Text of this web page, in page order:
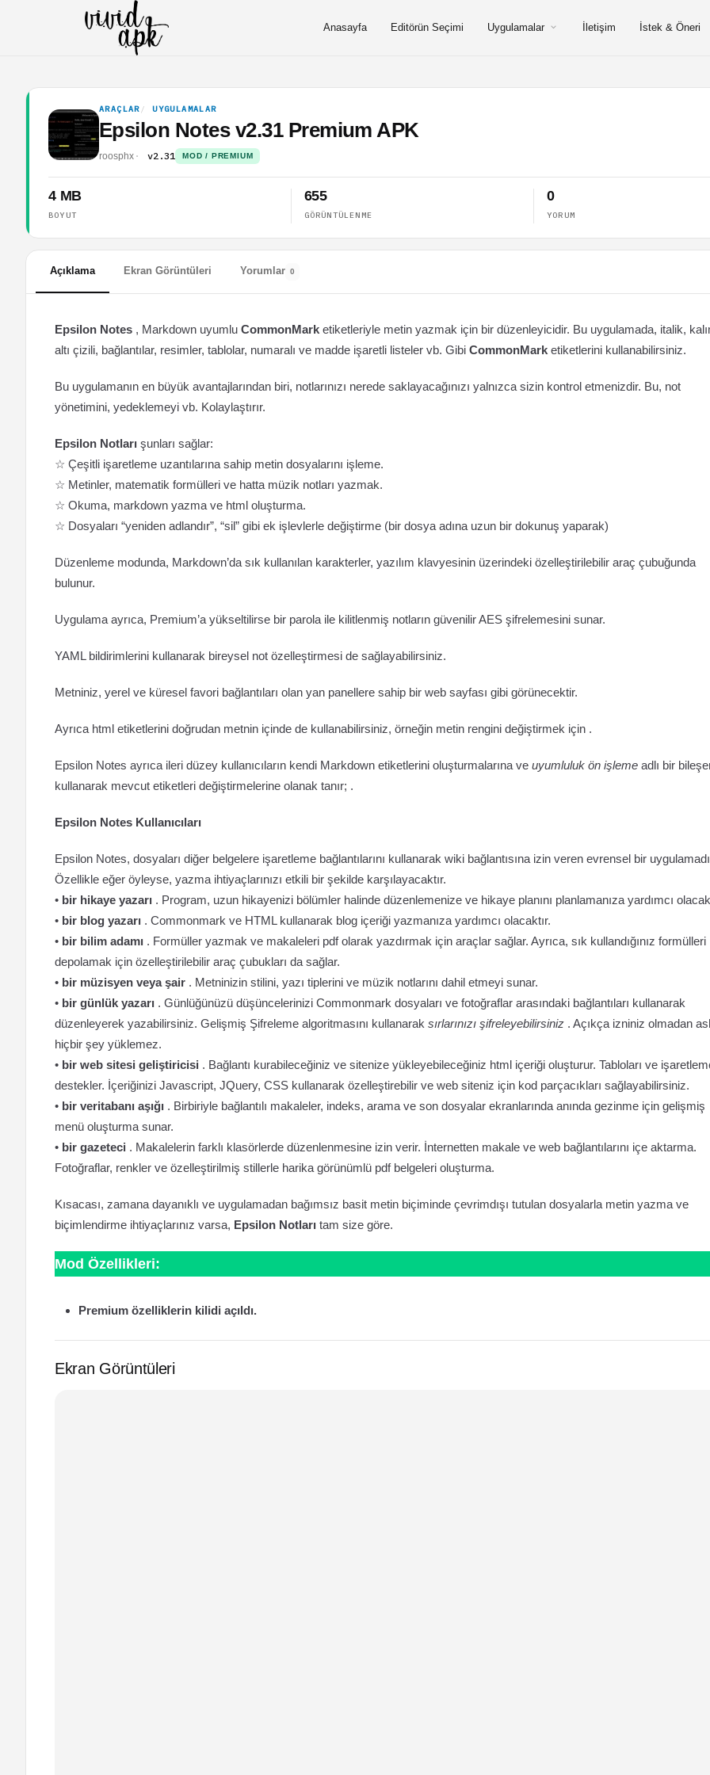
Anasayfa Editörün Seçimi Uygulamalar İletişim İstek & Öneri
ARAÇLAR UYGULAMALAR
Epsilon Notes v2.31 Premium APK
roosphx v2.31 MOD / PREMIUM
4 MB
BOYUT
655
GÖRÜNTÜLENME
0
YORUM
Açıklama Ekran Görüntüleri Yorumlar 0
Epsilon Notes , Markdown uyumlu CommonMark etiketleriyle metin yazmak için bir düzenleyicidir. Bu uygulamada, italik,
altı çizili, bağlantılar, resimler, tablolar, numaralı ve madde işaretli listeler vb. Gibi CommonMark etiketlerini kullanabilirsiniz.
Bu uygulamanın en büyük avantajlarından biri, notlarınızı nerede saklayacağınızı yalnızca sizin kontrol etmenizdir. Bu, not
yönetimini, yedeklemeyi vb. Kolaylaştırır.
Epsilon Notları şunları sağlar:
☆ Çeşitli işaretleme uzantılarına sahip metin dosyalarını işleme.
☆ Metinler, matematik formülleri ve hatta müzik notları yazmak.
☆ Okuma, markdown yazma ve html oluşturma.
☆ Dosyaları “yeniden adlandır”, “sil” gibi ek işlevlerle değiştirme (bir dosya adına uzun bir dokunuş yaparak)
Düzenleme modunda, Markdown’da sık kullanılan karakterler, yazılım klavyesinin üzerindeki özelleştirilebilir araç çubuğunda
bulunur.
Uygulama ayrıca, Premium’a yükseltilirse bir parola ile kilitlenmiş notların güvenilir AES şifrelemesini sunar.
YAML bildirimlerini kullanarak bireysel not özelleştirmesi de sağlayabilirsiniz.
Metniniz, yerel ve küresel favori bağlantıları olan yan panellere sahip bir web sayfası gibi görünecektir.
Ayrıca html etiketlerini doğrudan metnin içinde de kullanabilirsiniz, örneğin metin rengini değiştirmek için .
Epsilon Notes ayrıca ileri düzey kullanıcıların kendi Markdown etiketlerini oluşturmalarına ve uyumluluk ön işleme adlı bir
kullanarak mevcut etiketleri değiştirmelerine olanak tanır; .
Epsilon Notes Kullanıcıları
Epsilon Notes, dosyaları diğer belgelere işaretleme bağlantılarını kullanarak wiki bağlantısına izin veren evrensel bir
Özellikle eğer öyleyse, yazma ihtiyaçlarınızı etkili bir şekilde karşılayacaktır.
• bir hikaye yazarı . Program, uzun hikayenizi bölümler halinde düzenlemenize ve hikaye planını planlamanıza yardımcı
• bir blog yazarı . Commonmark ve HTML kullanarak blog içeriği yazmanıza yardımcı olacaktır.
• bir bilim adamı . Formüller yazmak ve makaleleri pdf olarak yazdırmak için araçlar sağlar. Ayrıca, sık kullandığınız formülleri
depolamak için özelleştirilebilir araç çubukları da sağlar.
• bir müzisyen veya şair . Metninizin stilini, yazı tiplerini ve müzik notlarını dahil etmeyi sunar.
• bir günlük yazarı . Günlüğünüzü düşüncelerinizi Commonmark dosyaları ve fotoğraflar arasındaki bağlantıları kullanarak
düzenleyerek yazabilirsiniz. Gelişmiş Şifreleme algoritmasını kullanarak sırlarınızı şifreleyebilirsiniz . Açıkça izniniz olmadan
hiçbir şey yüklemez.
• bir web sitesi geliştiricisi . Bağlantı kurabileceğiniz ve sitenize yükleyebileceğiniz html içeriği oluşturur. Tabloları ve
destekler. İçeriğinizi Javascript, JQuery, CSS kullanarak özelleştirebilir ve web siteniz için kod parçacıkları sağlayabilirsiniz.
• bir veritabanı aşığı . Birbiriyle bağlantılı makaleler, indeks, arama ve son dosyalar ekranlarında anında gezinme için gelişmiş
menü oluşturma sunar.
• bir gazeteci . Makalelerin farklı klasörlerde düzenlenmesine izin verir. İnternetten makale ve web bağlantılarını içe aktarma.
Fotoğraflar, renkler ve özelleştirilmiş stillerle harika görünümlü pdf belgeleri oluşturma.
Kısacası, zamana dayanıklı ve uygulamadan bağımsız basit metin biçiminde çevrimdışı tutulan dosyalarla metin yazma ve
biçimlendirme ihtiyaçlarınız varsa, Epsilon Notları tam size göre.
Mod Özellikleri:
Premium özelliklerin kilidi açıldı.
Ekran Görüntüleri